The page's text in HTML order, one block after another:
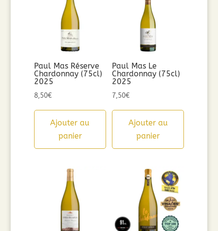
Paul Mas Réserve
Chardonnay (75cl)
2025
8,50€
Ajouter au
panier
Paul Mas Le
Chardonnay (75cl)
2025
7,50€
Ajouter au
panier